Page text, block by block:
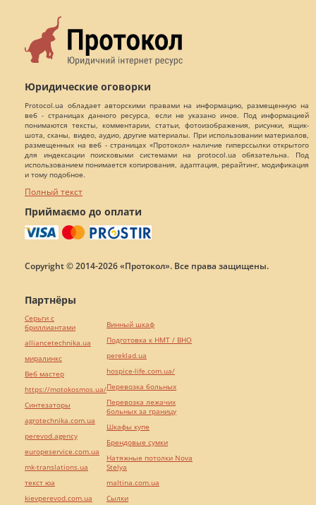
Юридические оговорки
Protocol.ua обладает авторскими правами на информацию, размещенную на
веб - страницах данного ресурса, если не указано иное. Под информацией
понимаются тексты, комментарии, статьи, фотоизображения, рисунки, ящик-
шота, сканы, видео, аудио, другие материалы. При использовании материалов,
размещенных на веб - страницах «Протокол» наличие гиперссылки открытого
для индексации поисковыми системами на protocol.ua обязательна. Под
использованием понимается копирования, адаптация, рерайтинг, модификация
и тому подобное.
Полный текст
Приймаємо до оплати
Copyright © 2014-2026 «Протокол». Все права защищены.
Партнёры
Серьги с
бриллиантами
alliancetechnika.ua
миралинкс
Веб мастер
https://motokosmos.ua/
Синтезаторы
agrotechnika.com.ua
perevod.agency
europeservice.com.ua
mk-translations.ua
текст юа
kievperevod.com.ua
Винный шкаф
Подготовка к НМТ / ВНО
pereklad.ua
hospice-life.com.ua/
Перевозка больных
Перевозка лежачих
больных за границу
Шкафы купе
Брендовые сумки
Натяжные потолки Nova
Stelya
maltina.com.ua
Cылки